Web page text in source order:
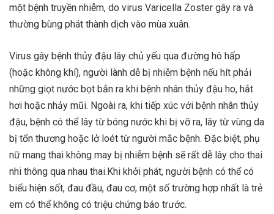
một bệnh truyền nhiễm, do virus Varicella Zoster gây ra và
thường bùng phát thành dịch vào mùa xuân.
Virus gây bệnh thủy đậu lây chủ yếu qua đường hô hấp
(hoặc không khí), người lành dễ bị nhiễm bệnh nếu hít phải
những giọt nước bọt bắn ra khi bệnh nhân thủy đậu ho, hắt
hơi hoặc nhảy mũi. Ngoài ra, khi tiếp xúc với bệnh nhân thủy
đậu, bệnh có thể lây từ bóng nước khi bị vỡ ra, lây từ vùng da
bị tổn thương hoặc lở loét từ người mắc bệnh. Đặc biệt, phụ
nữ mang thai không may bị nhiễm bệnh sẽ rất dễ lây cho thai
nhi thông qua nhau thai.Khi khởi phát, người bệnh có thể có
biểu hiện sốt, đau đầu, đau cơ, một số trường hợp nhất là trẻ
em có thể không có triệu chứng báo trước.